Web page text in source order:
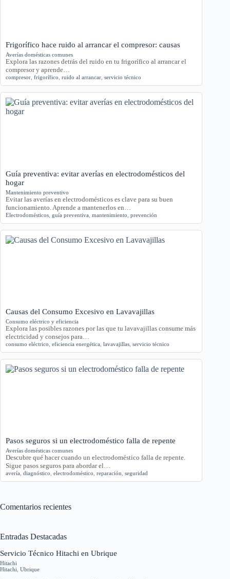
Frigorífico hace ruido al arrancar el compresor: causas
Averías domésticas comunes
Explora las razones detrás del ruido en tu frigorífico al arrancar el
compresor y aprende…
compresor frigorífico ruido al arrancar servicio técnico
Guía preventiva: evitar averías en electrodomésticos del
hogar
Mantenimiento preventivo
Evitar las averías en electrodomésticos es clave para su buen
funcionamiento. Aprende a mantenerlos en…
Electrodomésticos guía preventiva mantenimiento prevención
Causas del Consumo Excesivo en Lavavajillas
Consumo eléctrico y eficiencia
Explora las posibles razones por las que tu lavavajillas consume más
electricidad y consejos para…
consumo eléctrico eficiencia energética lavavajillas servicio técnico
Pasos seguros si un electrodoméstico falla de repente
Averías domésticas comunes
Descubre qué hacer cuando un electrodoméstico falla de repente.
Sigue pasos seguros para abordar el…
avería diagnóstico electrodoméstico reparación seguridad
Comentarios recientes
Entradas Destacadas
Servicio Técnico Hitachi en Ubrique
Hitachi
Hitachi Ubrique